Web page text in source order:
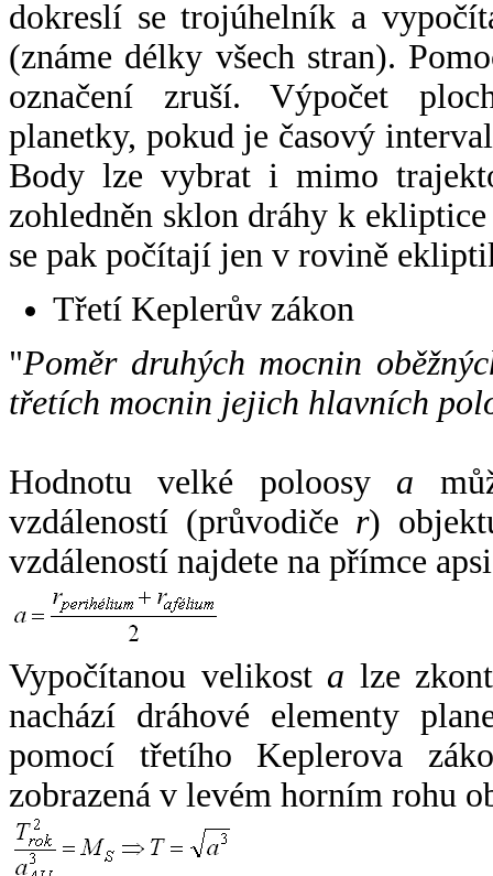
dokreslí se trojúhelník a
(známe délky všech stran).
označení zruší. Výpočet
planetky, pokud je časový
Body lze vybrat i mimo
zohledněn sklon dráhy k
se pak počítají jen v rovině
Třetí Keplerův zákon
"Poměr druhých mocnin
třetích mocnin jejich hlavních
Hodnotu velké poloosy a
vzdáleností (průvodiče r)
vzdáleností najdete na přímce
Vypočítanou velikost a lze
nachází dráhové elementy
pomocí třetího Keplerova
zobrazená v levém horním rohu